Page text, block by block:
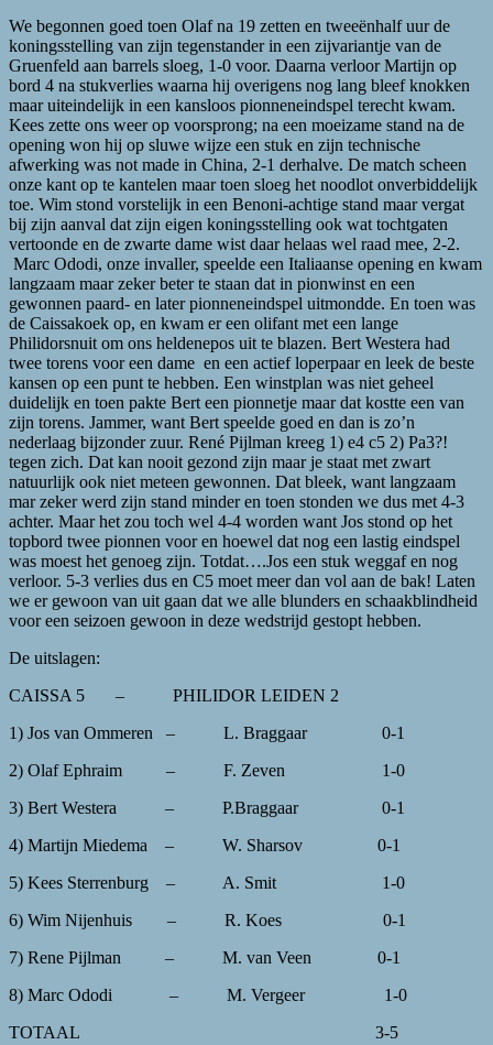
We begonnen goed toen Olaf na 19 zetten en tweeënhalf uur de
koningsstelling van zijn tegenstander in een zijvariantje van de
Gruenfeld aan barrels sloeg, 1-0 voor. Daarna verloor Martijn op
bord 4 na stukverlies waarna hij overigens nog lang bleef knokken
maar uiteindelijk in een kansloos pionneneindspel terecht kwam.
Kees zette ons weer op voorsprong; na een moeizame stand na de
opening won hij op sluwe wijze een stuk en zijn technische
afwerking was not made in China, 2-1 derhalve. De match scheen
onze kant op te kantelen maar toen sloeg het noodlot onverbiddelijk
toe. Wim stond vorstelijk in een Benoni-achtige stand maar vergat
bij zijn aanval dat zijn eigen koningsstelling ook wat tochtgaten
vertoonde en de zwarte dame wist daar helaas wel raad mee, 2-2.
Marc Ododi, onze invaller, speelde een Italiaanse opening en kwam
langzaam maar zeker beter te staan dat in pionwinst en een
gewonnen paard- en later pionneneindspel uitmondde. En toen was
de Caissakoek op, en kwam er een olifant met een lange
Philidorsnuit om ons heldenepos uit te blazen. Bert Westera had
twee torens voor een dame en een actief loperpaar en leek de beste
kansen op een punt te hebben. Een winstplan was niet geheel
duidelijk en toen pakte Bert een pionnetje maar dat kostte een van
zijn torens. Jammer, want Bert speelde goed en dan is zo’n
nederlaag bijzonder zuur. René Pijlman kreeg 1) e4 c5 2) Pa3?!
tegen zich. Dat kan nooit gezond zijn maar je staat met zwart
natuurlijk ook niet meteen gewonnen. Dat bleek, want langzaam
mar zeker werd zijn stand minder en toen stonden we dus met 4-3
achter. Maar het zou toch wel 4-4 worden want Jos stond op het
topbord twee pionnen voor en hoewel dat nog een lastig eindspel
was moest het genoeg zijn. Totdat….Jos een stuk weggaf en nog
verloor. 5-3 verlies dus en C5 moet meer dan vol aan de bak! Laten
we er gewoon van uit gaan dat we alle blunders en schaakblindheid
voor een seizoen gewoon in deze wedstrijd gestopt hebben.
De uitslagen:
CAISSA 5 – PHILIDOR LEIDEN 2
1) Jos van Ommeren – L. Braggaar 0-1
2) Olaf Ephraim – F. Zeven 1-0
3) Bert Westera – P.Braggaar 0-1
4) Martijn Miedema – W. Sharsov 0-1
5) Kees Sterrenburg – A. Smit 1-0
6) Wim Nijenhuis – R. Koes 0-1
7) Rene Pijlman – M. van Veen 0-1
8) Marc Ododi – M. Vergeer 1-0
TOTAAL 3-5